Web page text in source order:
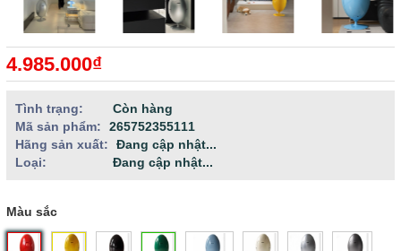
4.985.000₫
Tình trạng:
Còn hàng
Mã sản phẩm:
265752355111
Hãng sản xuất:
Đang cập nhật...
Loại:
Đang cập nhật...
Màu sắc